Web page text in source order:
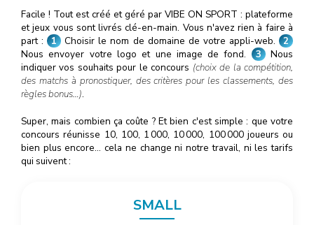
Facile ! Tout est créé et géré par VIBE ON SPORT : plateforme
et jeux vous sont livrés clé-en-main. Vous n'avez rien à faire à
part : 1 Choisir le nom de domaine de votre appli-web. 2
Nous envoyer votre logo et une image de fond.
3 Nous
indiquer vos souhaits pour le concours (choix de la compétition,
des matchs à pronostiquer, des critères pour les classements, des
règles bonus…).
Super, mais combien ça coûte ? Et bien c'est simple : que votre
concours réunisse 10, 100, 1000, 10000, 100000joueurs ou
bien plus encore… cela ne change ni notre travail, ni les tarifs
qui suivent :
SMALL